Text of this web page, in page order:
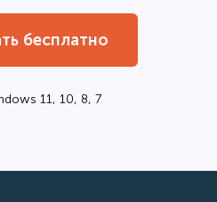
бесплатно
11, 10, 8, 7